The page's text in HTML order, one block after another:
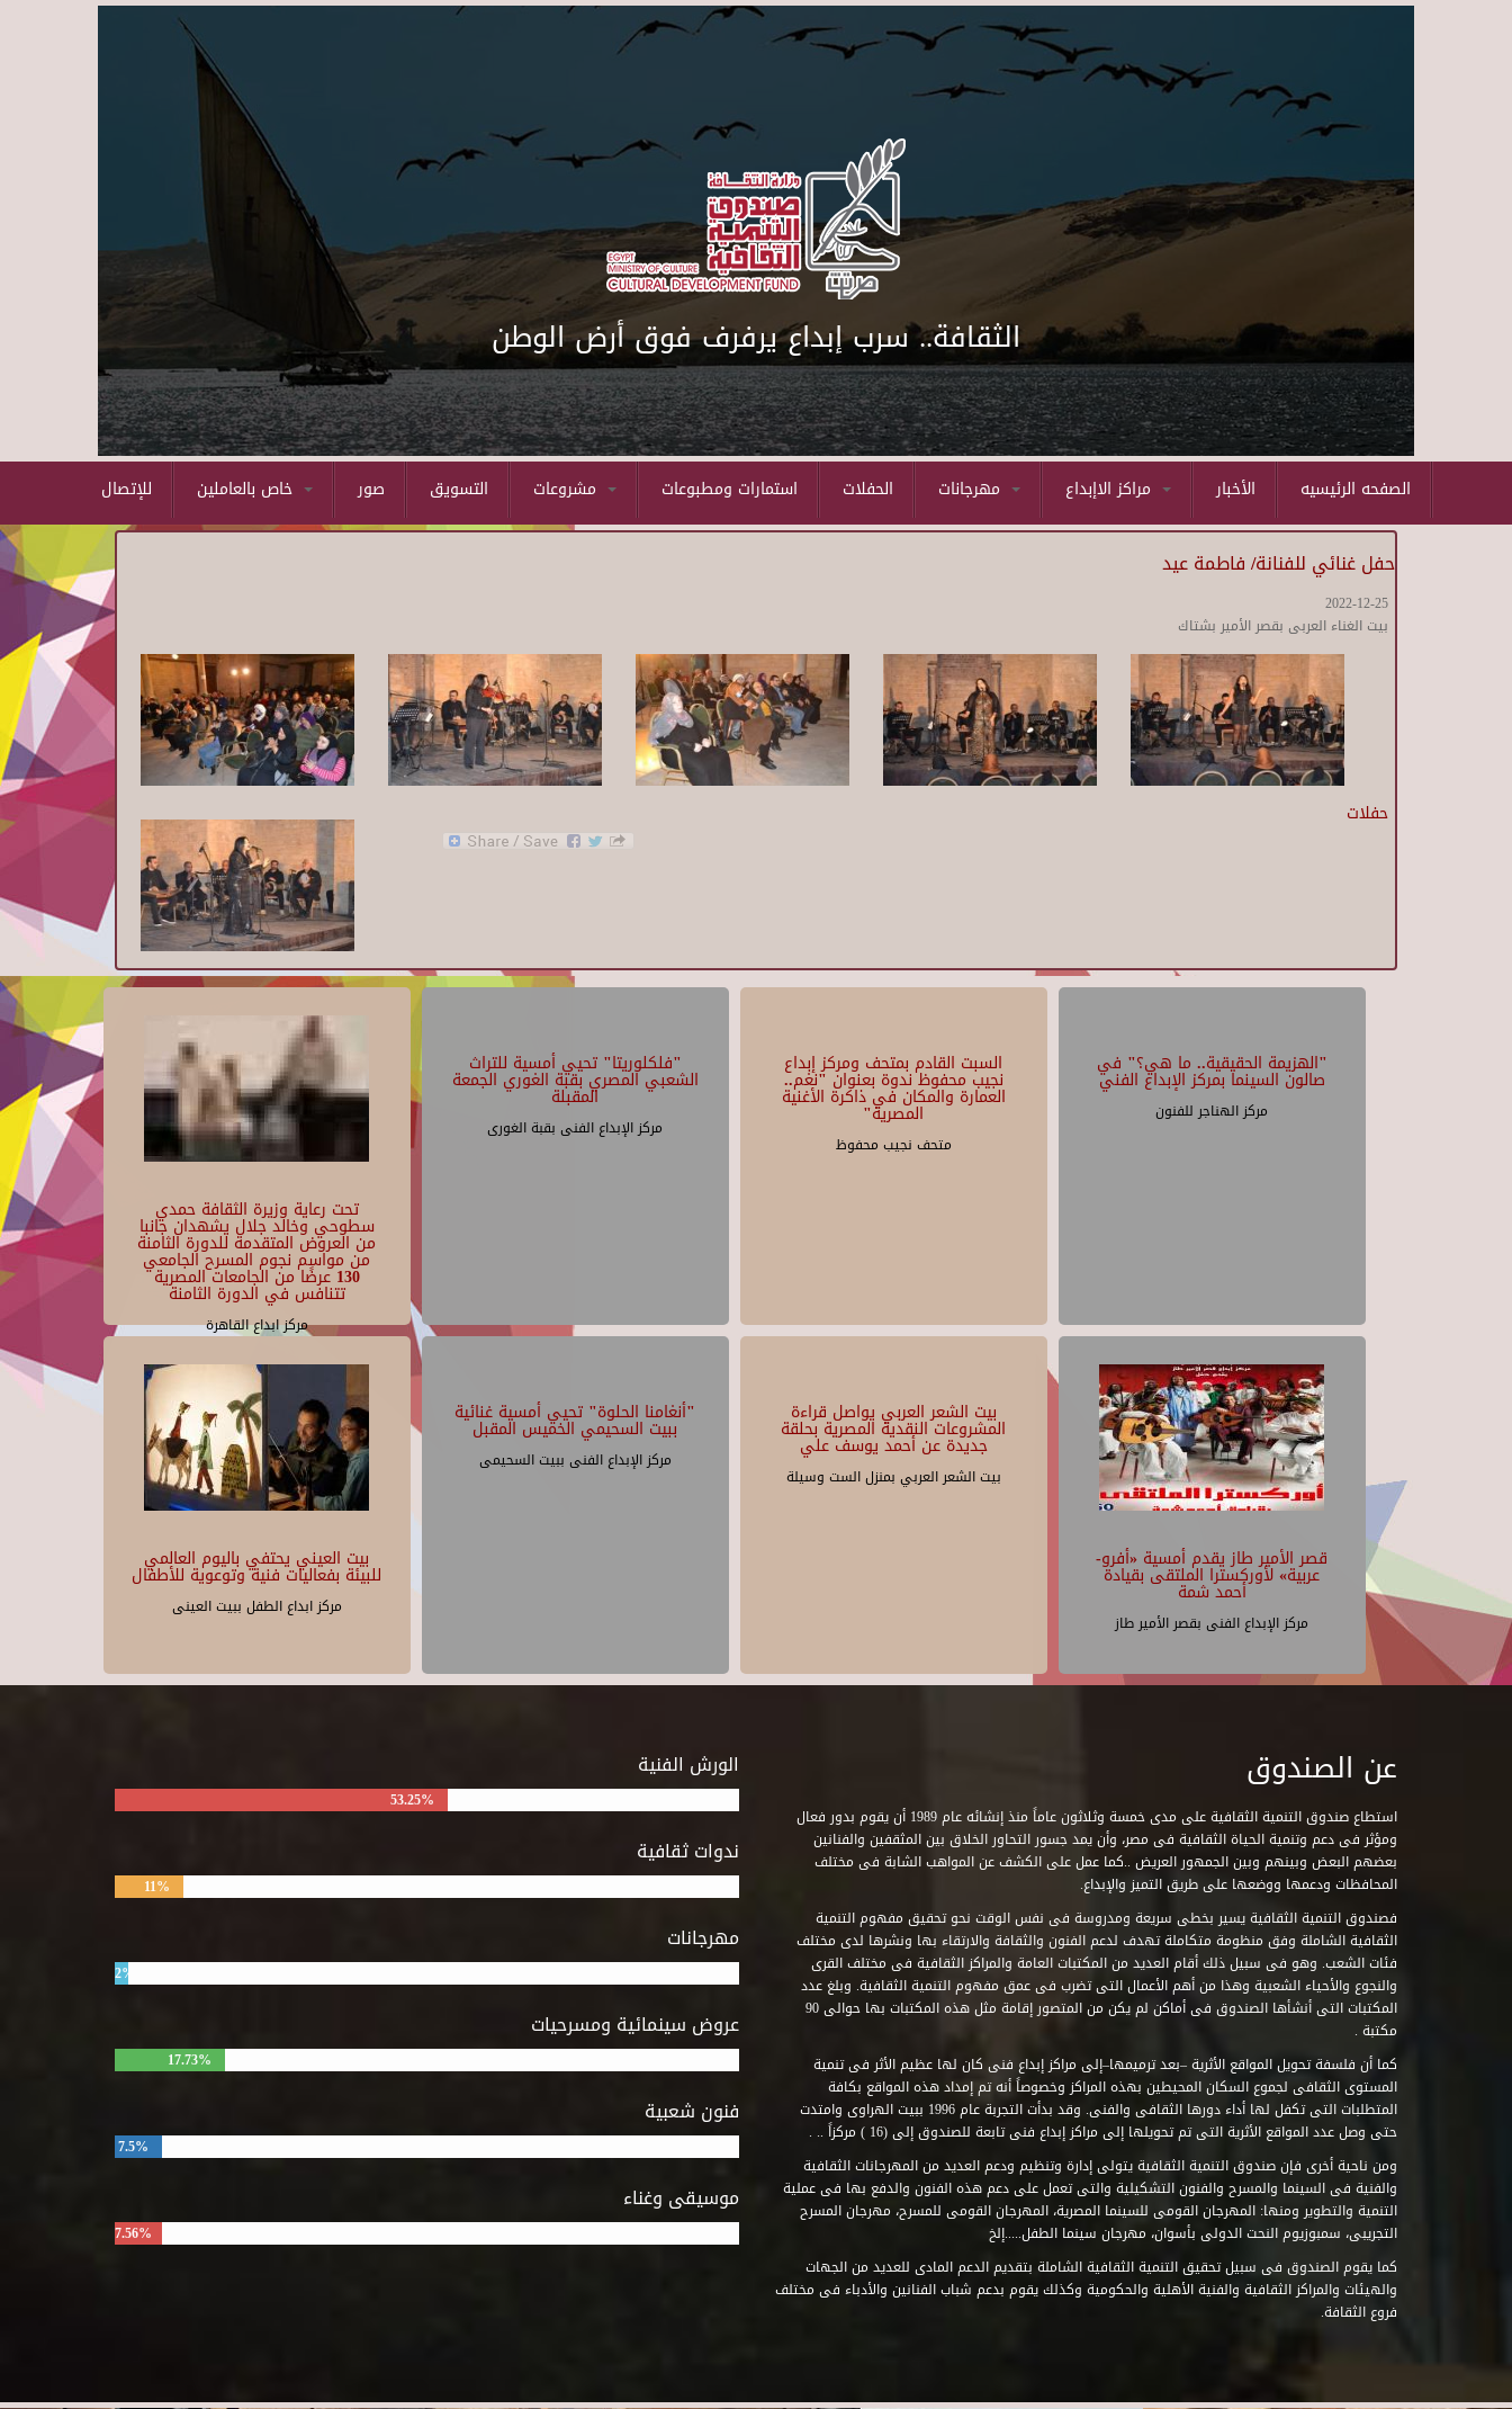
Skip to main content
الثقافة.. سرب إبداع يرفرف فوق أرض الوطن
للإتصال صور التسويق استمارات ومطبوعات الحفلات الأخبار الصفحه الرئيسيه
حفل غنائي للفنانة/ فاطمة عيد
2022-12-25
بيت الغناء العربى بقصر الأمير بشتاك
حفلات
تحت رعاية وزيرة الثقافة حمدي
سطوحي وخالد جلال يشهدان جانبا
من العروض المتقدمة للدورة الثامنة
من مواسم نجوم المسرح الجامعي
130 عرضًا من الجامعات المصرية
تتنافس في الدورة الثامنة
مركز ابداع القاهرة
"فلكلوريتا" تحيي أمسية للتراث
الشعبي المصري بقبة الغوري الجمعة
المقبلة
مركز الإبداع الفنى بقبة الغورى
السبت القادم بمتحف ومركز إبداع
نجيب محفوظ ندوة بعنوان "نغم..
العمارة والمكان في ذاكرة الأغنية
المصرية"
متحف نجيب محفوظ
"الهزيمة الحقيقية.. ما هي؟" في
صالون السينما بمركز الإبداع الفني
مركز الهناجر للفنون
بيت العيني يحتفي باليوم العالمي
للبيئة بفعاليات فنية وتوعوية للأطفال
مركز ابداع الطفل ببيت العينى
"أنغامنا الحلوة" تحيي أمسية غنائية
ببيت السحيمي الخميس المقبل
مركز الإبداع الفنى ببيت السحيمى
بيت الشعر العربي يواصل قراءة
المشروعات النقدية المصرية بحلقة
جديدة عن أحمد يوسف علي
بيت الشعر العربي بمنزل الست وسيلة
قصر الأمير طاز يقدم أمسية «أفرو-
عربية» لأوركسترا الملتقى بقيادة
أحمد شمة
مركز الإبداع الفنى بقصر الأمير طاز
الورش الفنية
53.25%
ندوات ثقافية
11%
مهرجانات
2%
عروض سينمائية ومسرحيات
17.73%
فنون شعبية
7.5%
موسيقى وغناء
7.56%
عن الصندوق
استطاع صندوق التنمية الثقافية على مدى خمسة وثلاثون عاماً منذ إنشائه عام 1989 أن يقوم بدور فعال
ومؤثر فى دعم وتنمية الحياة الثقافية فى مصر، وأن يمد جسور التحاور الخلاق بين المثقفين والفنانين
بعضهم البعض وبينهم وبين الجمهور العريض ..كما عمل على الكشف عن المواهب الشابة فى مختلف
المحافظات ودعمها ووضعها على طريق التميز والإبداع.
فصندوق التنمية الثقافية يسير بخطى سريعة ومدروسة فى نفس الوقت نحو تحقيق مفهوم التنمية
الثقافية الشاملة وفق منظومة متكاملة تهدف لدعم الفنون والثقافة والارتقاء بها ونشرها لدى مختلف
فئات الشعب. وهو فى سبيل ذلك أقام العديد من المكتبات العامة والمراكز الثقافية فى مختلف القرى
والنجوع والأحياء الشعبية وهذا من أهم الأعمال التى تضرب فى عمق مفهوم التنمية الثقافية. وبلغ عدد
المكتبات التى أنشأها الصندوق فى أماكن لم يكن من المتصور إقامة مثل هذه المكتبات بها حوالى 90
مكتبة .
كما أن فلسفة تحويل المواقع الأثرية –بعد ترميمها–إلى مراكز إبداع فنى كان لها عظيم الأثر فى تنمية
المستوى الثقافى لجموع السكان المحيطين بهذه المراكز وخصوصاً أنه تم إمداد هذه المواقع بكافة
المتطلبات التى تكفل لها أداء دورها الثقافى والفنى. وقد بدأت التجربة عام 1996 ببيت الهراوى وامتدت
حتى وصل عدد المواقع الأثرية التى تم تحويلها إلى مراكز إبداع فنى تابعة للصندوق إلى (16 ) مركزاً .. .
ومن ناحية أخرى فإن صندوق التنمية الثقافية يتولى إدارة وتنظيم ودعم العديد من المهرجانات الثقافية
والفنية فى السينما والمسرح والفنون التشكيلية والتى تعمل على دعم هذه الفنون والدفع بها فى عملية
التنمية والتطوير ومنها: المهرجان القومى للسينما المصرية، المهرجان القومى للمسرح، مهرجان المسرح
التجريبى، سمبوزيوم النحت الدولى بأسوان، مهرجان سينما الطفل.....إلخ
كما يقوم الصندوق فى سبيل تحقيق التنمية الثقافية الشاملة بتقديم الدعم المادى للعديد من الجهات
والهيئات والمراكز الثقافية والفنية الأهلية والحكومية وكذلك يقوم بدعم شباب الفنانين والأدباء فى مختلف
فروع الثقافة.